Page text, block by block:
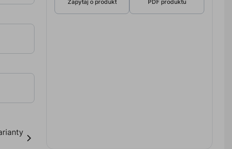
Zapytaj o produkt PDF produktu